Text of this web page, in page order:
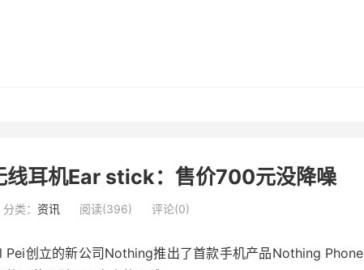
耳机Ear stick：售价700元没降噪
分类： 资讯 阅读(396) 评论(0)
Pei创立的新公司Nothing推出了首款手机产品Nothing Phone